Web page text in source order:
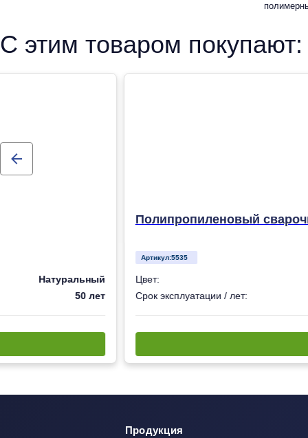
С этим товаром покупают:
Натуральный
50 лет
Полипропиленовый
Артикул:5535
Цвет:
Срок эксплуатации / лет:
Продукция